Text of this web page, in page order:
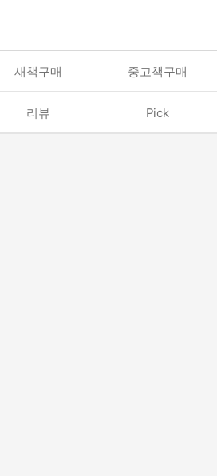
새책구매 중고책구매
리뷰 Pick